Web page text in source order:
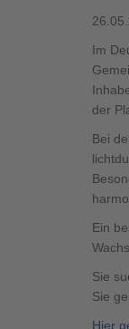
Brauchen
Auszeichnungen
Brauchen
Brauchen
Im
der
Bei
Ein
Sie
Sie
Hier